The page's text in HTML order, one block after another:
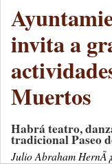
invita a
Muertos
Habrá teatro,
tradicional Paseo
Julio Abraham